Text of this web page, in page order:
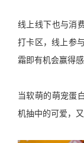
线上线下也与消
打卡区，线上参
霜即有机会赢得感
当软萌的萌宠蛋
机抽中的可爱，